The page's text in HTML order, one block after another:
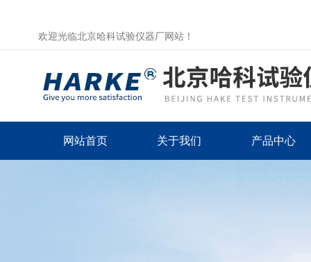
欢迎光临北京哈科试验仪器厂网站！
网站首页 关于我们 产品中心